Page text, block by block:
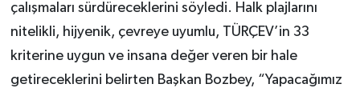
çalışmaları sürdüreceklerini söyledi. Halk plajlarını
nitelikli, hijyenik, çevreye uyumlu, TÜRÇEV’in 33
kriterine uygun ve insana değer veren bir hale
getireceklerini belirten Başkan Bozbey, “Yapacağımız